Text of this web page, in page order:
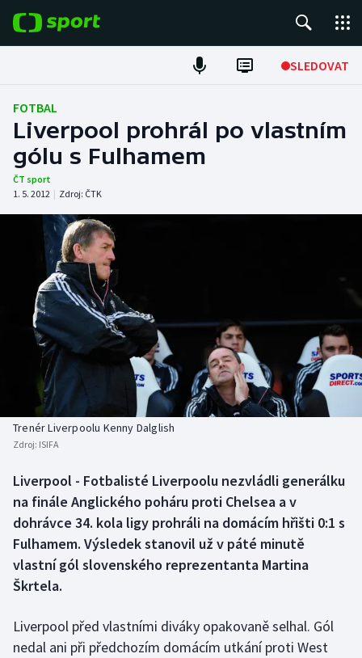
SLEDOVAT
Fotbal
Hokej
Tenis
Atletika
Cyklistika
DALŠÍ SPORTY
Americký fotbal
Baseball a softbal
Basketbal
Biatlon
Boby a skeleton
Box
Curling
Florbal
NEPŘEHLÉDNĚTE
Soutěže
Historické návraty
Aplikace ČT sport
AZ kvíz
FOTBAL
Liverpool prohrál po vlastním
gólu s Fulhamem
ČT sport
1. 5. 2012 | Zdroj: ČTK
Trenér Liverpoolu Kenny Dalglish
Zdroj: ISIFA
Liverpool - Fotbalisté Liverpoolu nezvládli generálku
na finále Anglického poháru proti Chelsea a v
dohrávce 34. kola ligy prohráli na domácím hřišti 0:1 s
Fulhamem. Výsledek stanovil už v páté minutě
vlastní gól slovenského reprezentanta Martina
Škrtela.
Liverpool před vlastními diváky opakovaně selhal. Gól
nedal ani při předchozím domácím utkání proti West